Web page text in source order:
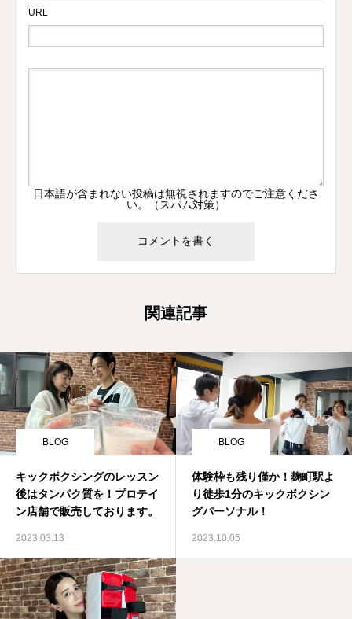
URL
日本語が含まれない投稿は無視されますのでご注意くださ
い。（スパム対策）
関連記事
BLOG
キックボクシングのレッスン
後はタンパク質を！プロテイ
ン店舗で販売しております。
2023.03.13
BLOG
体験枠も残り僅か！麹町駅よ
り徒歩1分のキックボクシン
グパーソナル！
2023.10.05